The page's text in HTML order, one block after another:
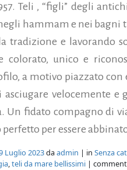
Teli , “figli” degli
hammam e nei bagni
tradizione e lavorando
colorato, unico e
a motivo piazzato
asciugare velocemente
Un fidato compagno di
per essere
Luglio 2023daadmin | in Senza
,teli da mare bellissimi |